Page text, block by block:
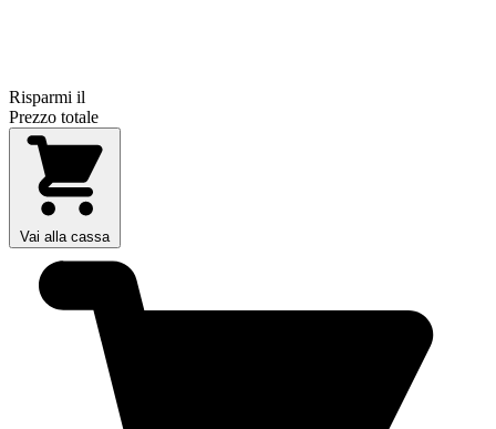
Risparmi il
Prezzo totale
Vai alla cassa